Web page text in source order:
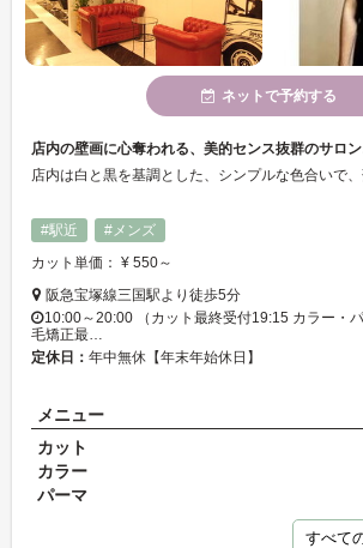
ネットで予約する
店内の壁画に心奪われる、美的センス抜群のサロン
#駅近
#メンズ
カット単価： ¥ 550～
阪急宝塚線三国駅より徒歩5分
10:00～20:00 （カット最終受付19:15 カラー・
毛矯正最…
定休日： 年中無休【年末年始休日】
メニュー
カット
カラー
パーマ
すべて